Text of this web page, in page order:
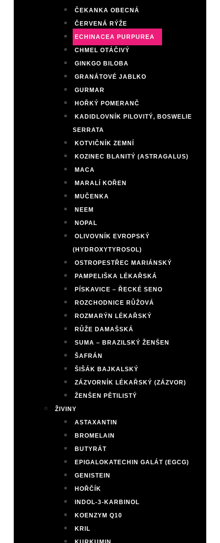
ČEKANKA OBECNÁ
ČERVENÁ RÝŽE
ECHINACEA PURPUREA
CHMEL OTÁČIVÝ
GINKGO BILOBA
GRANÁTOVÉ JABLKO
GURMAR
HOŘKÝ POMERANČ
KADIDLOVNÍK PILOVITÝ, BOSWELIE
SERRATA
KOTVIČNÍK ZEMNÍ
KOZINEC BLANITÝ (ASTRAGALUS)
MACA
MARALÍ KOŘEN
MUČENKA
NEEM
NOPAL
OLIVOVNÍK EVROPSKÝ
(HYDROXYTYROSOL)
OSTROPESTŘEC MARIÁNSKÝ
PAMPELIŠKA LÉKAŘSKÁ
PÍSKAVICE – ŘECKÉ SENO
ROZCHODNICE RŮŽOVÁ
ROZMARÝN LÉKAŘSKÝ
RŮŽE DAMAŠSKÁ
SUMA – BRAZILSKÝ ŽENŠEN
ŠAFRÁN
ŠIŠÁK BAJKALSKÝ
ZÁZVORNÍK LÉKAŘSKÝ (ZÁZVOR)
ŽENŠEN PĚTILISTÝ
ŽIVINY
ASTAXANTIN
BROMELAIN
BUTYRÁT
EPIGALOKATECHIN GALÁT (EGCG)
GENISTEIN
HOŘČÍK
INDOL-3-KARBINOL
KOENZYM Q10
KRIL